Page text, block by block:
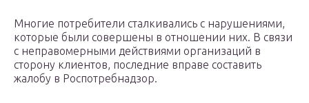
Многие потребители сталкивались с нарушениями,
которые были совершены в отношении них. В связи
с неправомерными действиями организаций в
сторону клиентов, последние вправе составить
жалобу в Роспотребнадзор.